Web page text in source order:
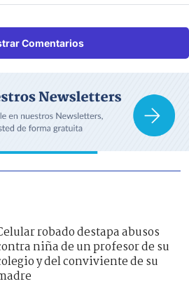
Comentarios
robado destapa abusos
niña de un profesor de su
y del conviviente de su